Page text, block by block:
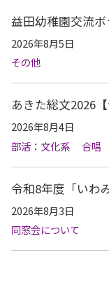
益田幼稚園交流ボ
2026年8月5日
その他
あきた総文2026【
2026年8月4日
部活：文化系
合唱
令和8年度「いわ
2026年8月3日
同窓会について